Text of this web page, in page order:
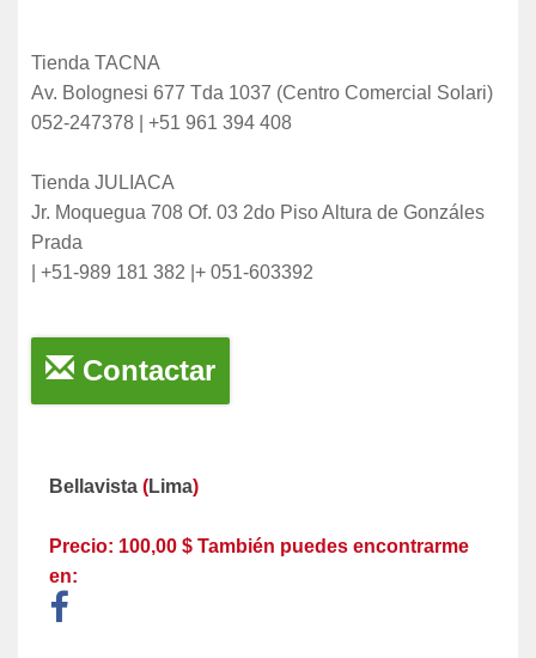
Tienda TACNA
Av. Bolognesi 677 Tda 1037 (Centro Comercial Solari)
052-247378 | +51 961 394 408
Tienda JULIACA
Jr. Moquegua 708 Of. 03 2do Piso Altura de Gonzáles
Prada
| +51-989 181 382 |+ 051-603392
Contactar
Bellavista (Lima)
Precio: 100,00 $ También puedes encontrarme
en: